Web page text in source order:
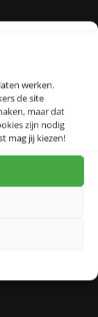
werken.
de site
maar dat
zijn nodig
mag jij kiezen!